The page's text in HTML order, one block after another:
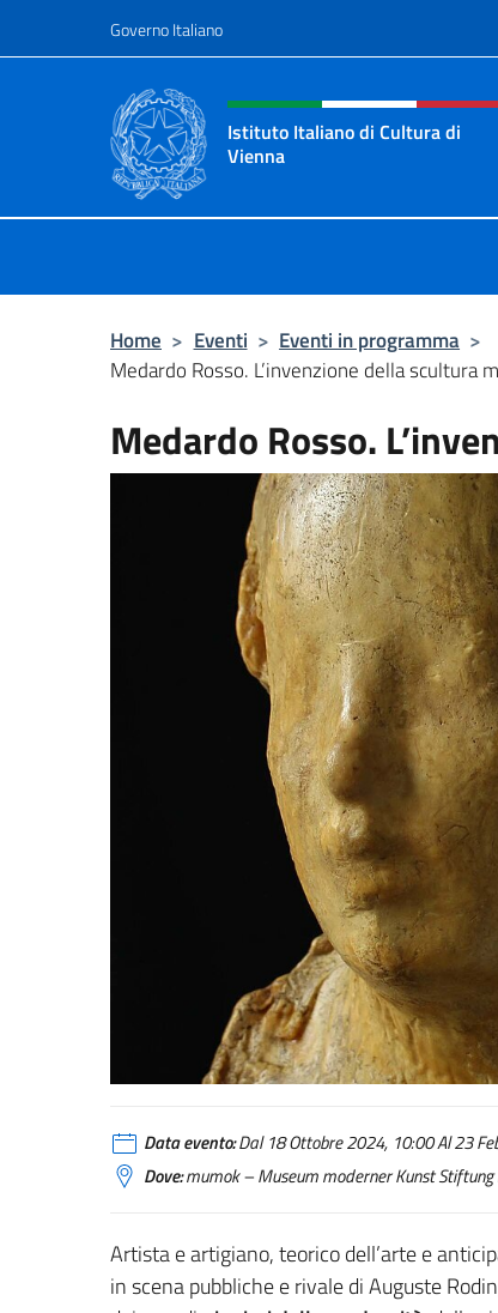
Governo Italiano
Intestazione sito, social
Istituto Italiano di Cultura di
Vienna
Home > Eventi > Eventi in programma >
Medardo Rosso. L’invenzione della scultura
Medardo Rosso.
Data evento:Dal 18 Ottobre 2024, 10:00 Al 23
Dove:mumok – Museum moderner Kunst Stiftung
Artista e artigiano, teorico dell’arte e
in scena pubbliche e rivale di Auguste